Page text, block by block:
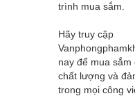
trình mua sắm.
Hãy truy cập
nay để mua sắm
chất lượng và
trong mọi công